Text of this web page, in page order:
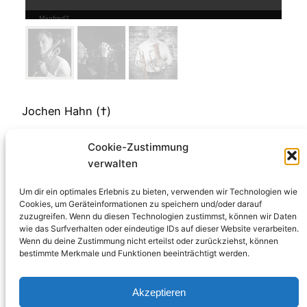
Cookie-Zustimmung
verwalten
Um dir ein optimales Erlebnis zu bieten, verwenden wir Technologien wie
Cookies, um Geräteinformationen zu speichern und/oder darauf
zuzugreifen. Wenn du diesen Technologien zustimmst, können wir Daten
wie das Surfverhalten oder eindeutige IDs auf dieser Website verarbeiten.
Wenn du deine Zustimmung nicht erteilst oder zurückziehst, können
bestimmte Merkmale und Funktionen beeinträchtigt werden.
Akzeptieren
Jochen Hahn (†)